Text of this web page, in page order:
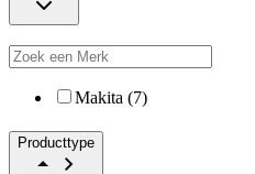
Makita (7)
Producttype